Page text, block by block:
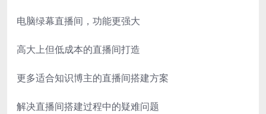
电脑绿幕直播间，功能更强大
高大上但低成本的直播间打造
更多适合知识博主的直播间搭建方案
解决直播间搭建过程中的疑难问题